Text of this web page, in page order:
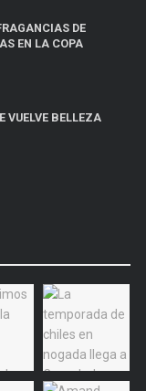
DE
EN LA COPA
VUELVE BELLEZA